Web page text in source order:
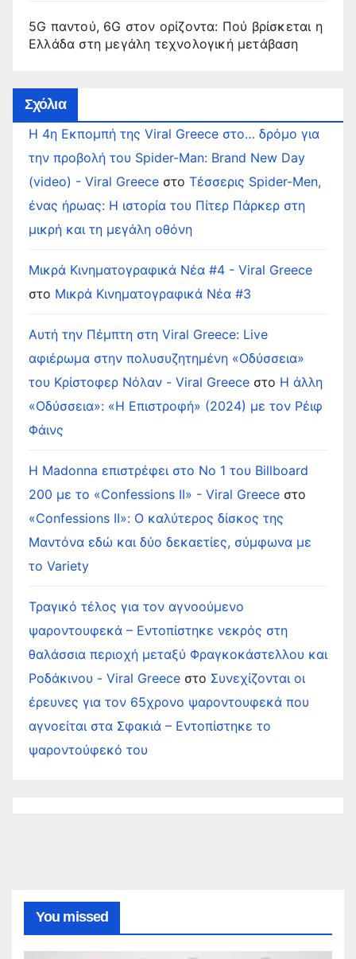
5G παντού, 6G στον ορίζοντα: Πού βρίσκεται η
Ελλάδα στη μεγάλη τεχνολογική μετάβαση
Σχόλια
Η 4η Εκπομπή της Viral Greece στο… δρόμο για
την προβολή του Spider-Man: Brand New Day
(video) - Viral Greece στο Τέσσερις Spider-Men,
ένας ήρωας: Η ιστορία του Πίτερ Πάρκερ στη
μικρή και τη μεγάλη οθόνη
Μικρά Κινηματογραφικά Νέα #4 - Viral Greece
στο Μικρά Κινηματογραφικά Νέα #3
Αυτή την Πέμπτη στη Viral Greece: Live
αφιέρωμα στην πολυσυζητημένη «Οδύσσεια»
του Κρίστοφερ Νόλαν - Viral Greece στο Η άλλη
«Οδύσσεια»: «Η Επιστροφή» (2024) με τον Ρέιφ
Φάινς
Η Madonna επιστρέφει στο Νο 1 του Billboard
200 με το «Confessions II» - Viral Greece στο
«Confessions II»: Ο καλύτερος δίσκος της
Μαντόνα εδώ και δύο δεκαετίες, σύμφωνα με
το Variety
Τραγικό τέλος για τον αγνοούμενο
ψαροντουφεκά – Εντοπίστηκε νεκρός στη
θαλάσσια περιοχή μεταξύ Φραγκοκάστελλου και
Ροδάκινου - Viral Greece στο Συνεχίζονται οι
έρευνες για τον 65χρονο ψαροντουφεκά που
αγνοείται στα Σφακιά – Εντοπίστηκε το
ψαροντούφεκό του
You missed